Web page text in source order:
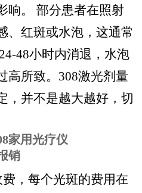
响。 部分患者在照射
、红斑或水泡，这通常
48小时内消退，水泡
高所致。308激光剂量
，并不是越大越好，切
家用光疗仪
销
，每个光斑的费用在